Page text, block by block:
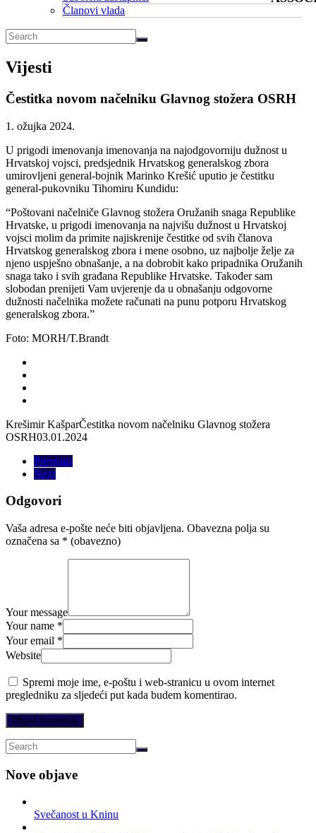
Članovi vlada
Vijesti
Čestitka novom načelniku Glavnog stožera OSRH
1. ožujka 2024.
U prigodi imenovanja imenovanja na najodgovorniju dužnost u
Hrvatskoj vojsci, predsjednik Hrvatskog generalskog zbora
umirovljeni general-bojnik Marinko Krešić uputio je čestitku
general-pukovniku Tihomiru Kundidu:
“Poštovani načelniče Glavnog stožera Oružanih snaga Republike
Hrvatske, u prigodi imenovanja na najvišu dužnost u Hrvatskoj
vojsci molim da primite najiskrenije čestitke od svih članova
Hrvatskog generalskog zbora i mene osobno, uz najbolje želje za
njeno uspješno obnašanje, a na dobrobit kako pripadnika Oružanih
snaga tako i svih građana Republike Hrvatske. Također sam
slobodan prenijeti Vam uvjerenje da u obnašanju odgovorne
dužnosti načelnika možete računati na punu potporu Hrvatskog
generalskog zbora.”
Foto: MORH/T.Brandt
Krešimir KašparČestitka novom načelniku Glavnog stožera
OSRH03.01.2024
Previous
Next
Odgovori
Vaša adresa e-pošte neće biti objavljena. Obavezna polja su
označena sa * (obavezno)
Your message
Your name *
Your email *
Website
Spremi moje ime, e-poštu i web-stranicu u ovom internet
pregledniku za sljedeći put kada budem komentirao.
Nove objave
Svečanost u Kninu